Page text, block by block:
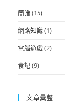
簡譜(15)
網路知識(1)
電腦遊戲(2)
食記(9)
文章彙整